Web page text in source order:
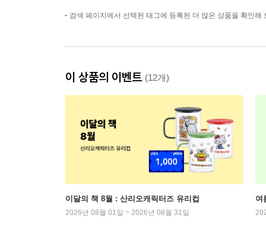
검색 페이지에서 선택된 태그에 등록된 더 많은 상품을 확인해
이 상품의 이벤트 (12개)
이달의 책 8월 : 산리오캐릭터즈 유리컵
2026년 08월 01일 ~ 2026년 08월 31일
여